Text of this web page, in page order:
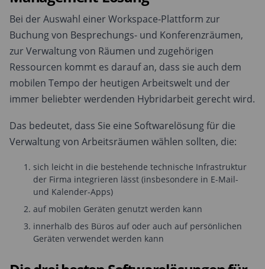
Bei der Auswahl einer Workspace-Plattform zur
Buchung von Besprechungs- und Konferenzräumen,
zur Verwaltung von Räumen und zugehörigen
Ressourcen kommt es darauf an, dass sie auch dem
mobilen Tempo der heutigen Arbeitswelt und der
immer beliebter werdenden Hybridarbeit gerecht wird.
Das bedeutet, dass Sie eine Softwarelösung für die
Verwaltung von Arbeitsräumen wählen sollten, die:
sich leicht in die bestehende technische Infrastruktur
der Firma integrieren lässt (insbesondere in E-Mail-
und Kalender-Apps)
auf mobilen Geräten genutzt werden kann
innerhalb des Büros auf oder auch auf persönlichen
Geräten verwendet werden kann